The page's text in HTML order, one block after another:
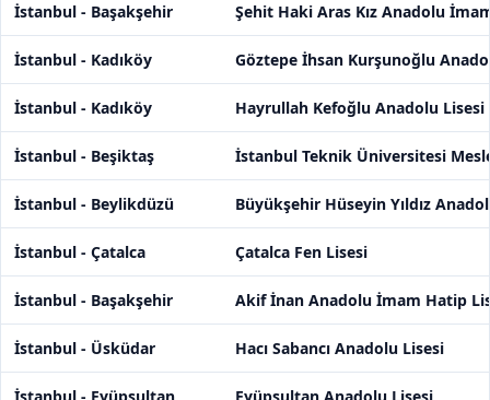
İstanbul - Başakşehir Şehit Haki Aras Kız Anadolu
İstanbul - Kadıköy Göztepe İhsan Kurşunoğlu
İstanbul - Kadıköy Hayrullah Kefoğlu Anadolu Lisesi
İstanbul - Beşiktaş İstanbul Teknik Üniversitesi
İstanbul - Beylikdüzü Büyükşehir Hüseyin Yıldız
İstanbul - Çatalca Çatalca Fen Lisesi
İstanbul - Başakşehir Akif İnan Anadolu İmam Hatip
İstanbul - Üsküdar Hacı Sabancı Anadolu Lisesi